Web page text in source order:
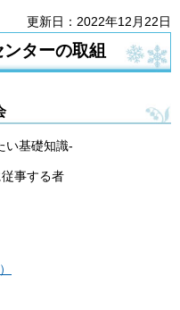
更新日：2022年12月22日
ターの取組
基礎知識-
事する者